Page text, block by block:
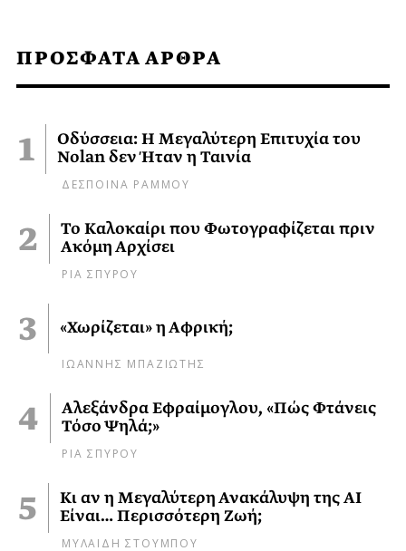
ΠΡΟΣΦΑΤΑ ΑΡΘΡΑ
Οδύσσεια: Η Μεγαλύτερη Επιτυχία του
Nolan δεν Ήταν η Ταινία
ΔΕΣΠΟΙΝΑ ΡΑΜΜΟΥ
Το Καλοκαίρι που Φωτογραφίζεται πριν
Ακόμη Αρχίσει
ΡΙΑ ΣΠΥΡΟΥ
«Χωρίζεται» η Αφρική;
ΙΩΑΝΝΗΣ ΜΠΑΖΙΩΤΗΣ
Αλεξάνδρα Εφραίμογλου, «Πώς Φτάνεις
Τόσο Ψηλά;»
ΡΙΑ ΣΠΥΡΟΥ
Κι αν η Μεγαλύτερη Ανακάλυψη της AI
Είναι… Περισσότερη Ζωή;
ΜΥΛΑΙΔΗ ΣΤΟΥΜΠΟΥ